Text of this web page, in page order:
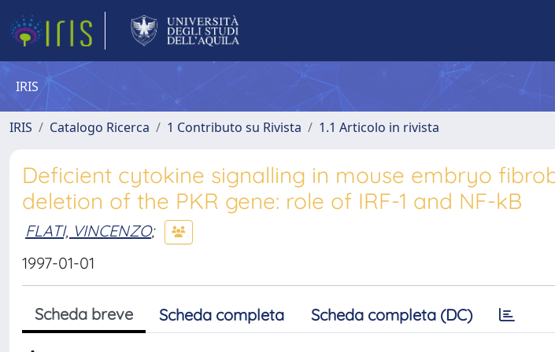
IRIS
IRIS Catalogo Ricerca 1 Contributo su Rivista 1.1 Articolo in rivista
Deficient cytokine signalling in mouse embryo
deletion of the PKR gene: role of IRF-1 and NF-kB
FLATI, VINCENZO;
1997-01-01
Scheda breve Scheda completa Scheda completa (DC)